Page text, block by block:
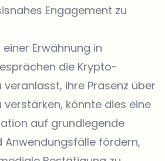
Engagement zu
Erwähnung in
die Krypto-
ihre Präsenz über
verstärken, könnte dies eine
auf grundlegende
Anwendungsfälle fördern,